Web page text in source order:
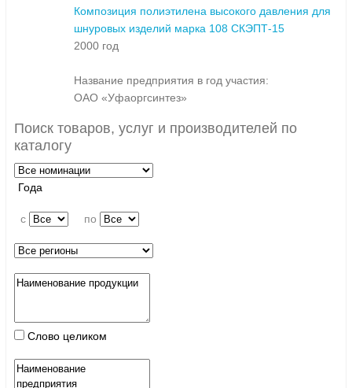
Композиция полиэтилена высокого давления для
шнуровых изделий марка 108 СКЭПТ-15
2000 год
Название предприятия в год участия:
ОАО «Уфаоргсинтез»
Поиск товаров, услуг и производителей по
каталогу
Года
c по
Слово целиком